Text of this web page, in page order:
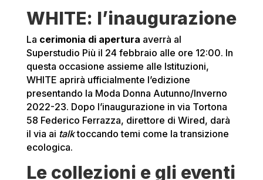
WHITE: l’inaugurazione
La cerimonia di apertura averrà al
Superstudio Più il 24 febbraio alle ore 12:00. In
questa occasione assieme alle Istituzioni,
WHITE aprirà ufficialmente l’edizione
presentando la Moda Donna Autunno/Inverno
2022-23. Dopo l’inaugurazione in via Tortona
58 Federico Ferrazza, direttore di Wired, darà
il via ai talktoccando temi come la transizione
ecologica.
Le collezioni e gli eventi